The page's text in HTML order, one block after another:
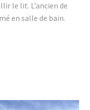
le lit. L’ancien de
en salle de bain.